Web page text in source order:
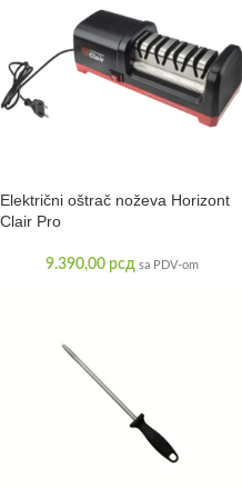
Električni oštrač noževa Horizont
Clair Pro
9.390,00 рсд sa PDV-om